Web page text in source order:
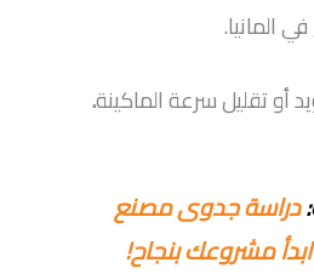
المانيا.
أو تقليل سرعة الماكينة.
دراسة جدوى مصنع
مشروعك بنجاح!